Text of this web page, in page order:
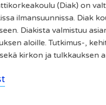
(Diak) on
ilmansuunnissa. Diak
Diakista valmistuu
aloille. Tutkimus-,
kirkon ja tulkkauksen